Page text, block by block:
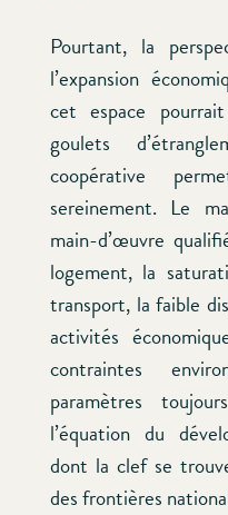
Pourtant, la
l’expansion
cet espace
goulets
coopérative
sereinement. Le
main-d’œuvre
logement, la
transport, la faible
activités
contraintes
paramètres
l’équation du
dont la clef se
des frontières